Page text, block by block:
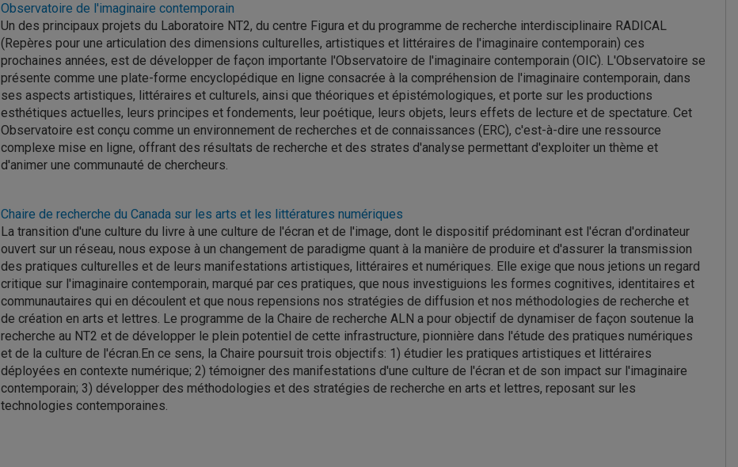
Observatoire de l'imaginaire contemporain
Un des principaux projets du Laboratoire NT2, du centre Figura et du programme de recherche interdisciplinaire RADICAL
(Repères pour une articulation des dimensions culturelles, artistiques et littéraires de l'imaginaire contemporain) ces
prochaines années, est de développer de façon importante l'Observatoire de l'imaginaire contemporain (OIC). L'Observatoire se
présente comme une plate-forme encyclopédique en ligne consacrée à la compréhension de l'imaginaire contemporain, dans
ses aspects artistiques, littéraires et culturels, ainsi que théoriques et épistémologiques, et porte sur les productions
esthétiques actuelles, leurs principes et fondements, leur poétique, leurs objets, leurs effets de lecture et de spectature. Cet
Observatoire est conçu comme un environnement de recherches et de connaissances (ERC), c'est-à-dire une ressource
complexe mise en ligne, offrant des résultats de recherche et des strates d'analyse permettant d'exploiter un thème et
d'animer une communauté de chercheurs.
Chaire de recherche du Canada sur les arts et les littératures numériques
La transition d'une culture du livre à une culture de l'écran et de l'image, dont le dispositif prédominant est l'écran d'ordinateur
ouvert sur un réseau, nous expose à un changement de paradigme quant à la manière de produire et d'assurer la transmission
des pratiques culturelles et de leurs manifestations artistiques, littéraires et numériques. Elle exige que nous jetions un regard
critique sur l'imaginaire contemporain, marqué par ces pratiques, que nous investiguions les formes cognitives, identitaires et
communautaires qui en découlent et que nous repensions nos stratégies de diffusion et nos méthodologies de recherche et
de création en arts et lettres. Le programme de la Chaire de recherche ALN a pour objectif de dynamiser de façon soutenue la
recherche au NT2 et de développer le plein potentiel de cette infrastructure, pionnière dans l'étude des pratiques numériques
et de la culture de l'écran.En ce sens, la Chaire poursuit trois objectifs: 1) étudier les pratiques artistiques et littéraires
déployées en contexte numérique; 2) témoigner des manifestations d'une culture de l'écran et de son impact sur l'imaginaire
contemporain; 3) développer des méthodologies et des stratégies de recherche en arts et lettres, reposant sur les
technologies contemporaines.